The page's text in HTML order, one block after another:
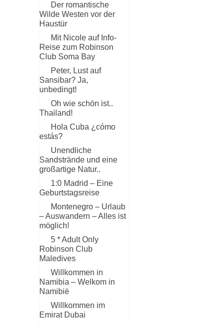
Der romantische
Wilde Westen vor der
Haustür
Mit Nicole auf Info-
Reise zum Robinson
Club Soma Bay
Peter, Lust auf
Sansibar? Ja,
unbedingt!
Oh wie schön ist..
Thailand!
Hola Cuba ¿cómo
estás?
Unendliche
Sandstrände und eine
großartige Natur..
1:0 Madrid – Eine
Geburtstagsreise
Montenegro – Urlaub
– Auswandern – Alles ist
möglich!
5 * Adult Only
Robinson Club
Maledives
Willkommen in
Namibia – Welkom in
Namibië
Willkommen im
Emirat Dubai